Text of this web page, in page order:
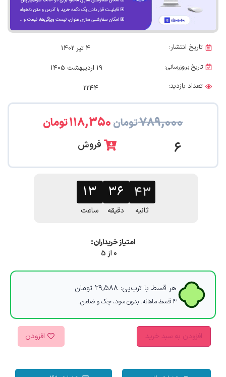
تاریخ انتشار: 4 تیر 1402
تاریخ بروزرسانی:
19 اردیبهشت 1405
تعداد بازدید:
2244
۷۸۹,۰۰۰تومان۱۱۸,۳۵۰تومان
6 فروش
۱۳
ساعت
۳۶
دقیقه
۴۲
ثانیه
امتیاز خریداران:
0 از 5
هر قسط با ترب‌پی: ۲۹,۵۸۸ تومان
۴ قسط ماهانه. بدون سود، چک و ضامن.
افزودن به سبد خرید افزودن